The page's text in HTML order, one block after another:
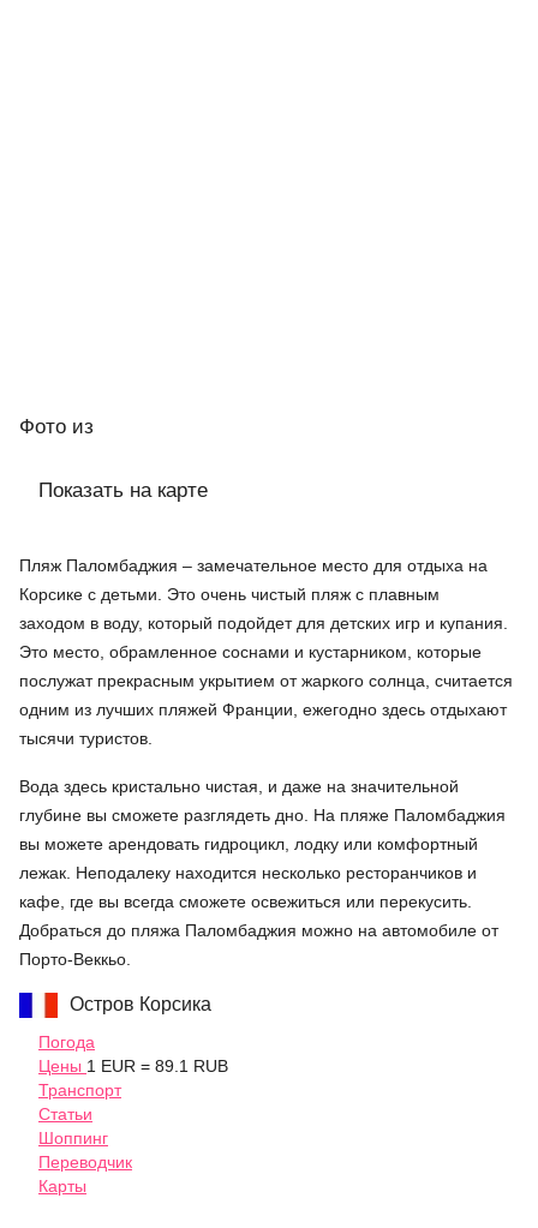
Фото из
Показать на карте
Пляж Паломбаджия – замечательное место для отдыха на
Корсике с детьми. Это очень чистый пляж с плавным
заходом в воду, который подойдет для детских игр и купания.
Это место, обрамленное соснами и кустарником, которые
послужат прекрасным укрытием от жаркого солнца, считается
одним из лучших пляжей Франции, ежегодно здесь отдыхают
тысячи туристов.
Вода здесь кристально чистая, и даже на значительной
глубине вы сможете разглядеть дно. На пляже Паломбаджия
вы можете арендовать гидроцикл, лодку или комфортный
лежак. Неподалеку находится несколько ресторанчиков и
кафе, где вы всегда сможете освежиться или перекусить.
Добраться до пляжа Паломбаджия можно на автомобиле от
Порто-Веккьо.
Остров Корсика
Погода
Цены 1 EUR = 89.1 RUB
Транспорт
Статьи
Шоппинг
Переводчик
Карты